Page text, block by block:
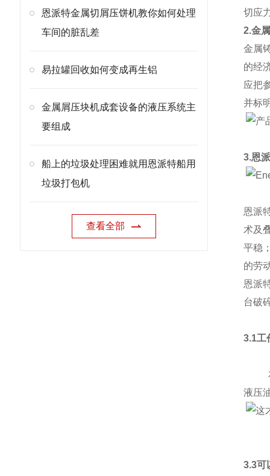
恩派特金属切屑压饼机教你如何处理
车间的脏乱差
易拉罐回收如何变成再生铝
金属屑压块机成套设备的液压系统主
要组成
船上的垃圾处理困难就用恩派特船用
垃圾打包机
查看全部
切应
2.金
金属
的经
应把
并标
3.恩
恩派
术及
平稳
的劳
恩派
台破
3.1工
本
液压
3.3可